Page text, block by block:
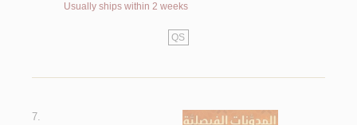
Usually ships within 2 weeks
QS
7.